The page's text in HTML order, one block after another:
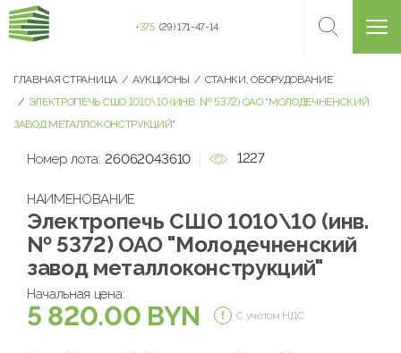
+375 (29) 171-47-14
ГЛАВНАЯ СТРАНИЦА АУКЦИОНЫ
СТАНКИ, ОБОРУДОВАНИЕ
ЭЛЕКТРОПЕЧЬ СШО 1010\10 (ИНВ. № 5372) ОАО "МОЛОДЕЧНЕНСКИЙ
ЗАВОД МЕТАЛЛОКОНСТРУКЦИЙ"
Номер лота: 26062043610 1227
НАИМЕНОВАНИЕ
Электропечь СШО 1010\10 (инв.
№ 5372) ОАО "Молодечненский
завод металлоконструкций"
Начальная цена:
5 820.00 BYN С учетом НДС